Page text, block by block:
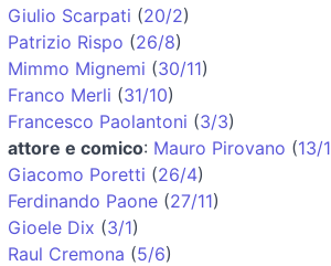
Giulio Scarpati (20/2)
Patrizio Rispo (26/8)
Mimmo Mignemi (30/11)
Franco Merli (31/10)
Francesco Paolantoni (3/3)
attore e comico: Mauro Pirovano (13/1
Giacomo Poretti (26/4)
Ferdinando Paone (27/11)
Gioele Dix (3/1)
Raul Cremona (5/6)